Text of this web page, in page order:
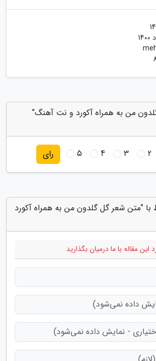
من به همراه آکورد و نت آهنگ"
2
3
4
5 رای
با "متن شعر گل گلدون من به همراه آکورد
این مقاله با ما درمیان بگذارید